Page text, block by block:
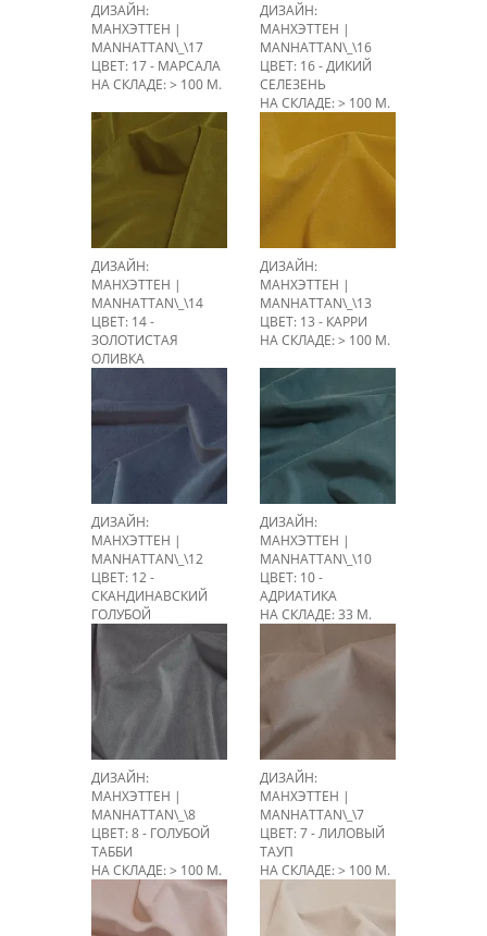
ДИЗАЙН:
МАНХЭТТЕН |
MANHATTAN\_\17
ЦВЕТ: 17 - МАРСАЛА
НА СКЛАДЕ: > 100 М.
ДИЗАЙН:
МАНХЭТТЕН |
MANHATTAN\_\16
ЦВЕТ: 16 - ДИКИЙ
СЕЛЕЗЕНЬ
НА СКЛАДЕ: > 100 М.
ДИЗАЙН:
МАНХЭТТЕН |
MANHATTAN\_\14
ЦВЕТ: 14 -
ЗОЛОТИСТАЯ
ОЛИВКА
ДИЗАЙН:
МАНХЭТТЕН |
MANHATTAN\_\13
ЦВЕТ: 13 - КАРРИ
НА СКЛАДЕ: > 100 М.
ДИЗАЙН:
МАНХЭТТЕН |
MANHATTAN\_\12
ЦВЕТ: 12 -
СКАНДИНАВСКИЙ
ГОЛУБОЙ
НА СКЛАДЕ: 80,1 М.
ДИЗАЙН:
МАНХЭТТЕН |
MANHATTAN\_\10
ЦВЕТ: 10 -
АДРИАТИКА
НА СКЛАДЕ: 33 М.
ДИЗАЙН:
МАНХЭТТЕН |
MANHATTAN\_\8
ЦВЕТ: 8 - ГОЛУБОЙ
ТАББИ
НА СКЛАДЕ: > 100 М.
ДИЗАЙН:
МАНХЭТТЕН |
MANHATTAN\_\7
ЦВЕТ: 7 - ЛИЛОВЫЙ
ТАУП
НА СКЛАДЕ: > 100 М.